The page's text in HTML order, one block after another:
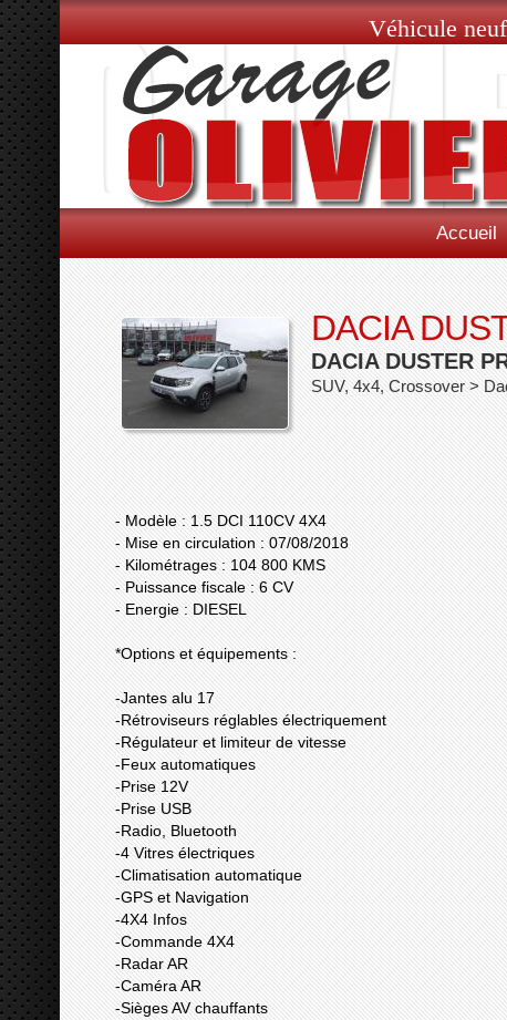
Véhicule
Accueil
DACIA
DACIA DUSTER
SUV, 4x4, Crossover >
- Modèle : 1.5 DCI 110CV 4X4
- Mise en circulation : 07/08/2018
- Kilométrages : 104 800 KMS
- Puissance fiscale : 6 CV
- Energie : DIESEL
*Options et équipements :
-Jantes alu 17
-Rétroviseurs réglables électriquement
-Régulateur et limiteur de vitesse
-Feux automatiques
-Prise 12V
-Prise USB
-Radio, Bluetooth
-4 Vitres électriques
-Climatisation automatique
-GPS et Navigation
-4X4 Infos
-Commande 4X4
-Radar AR
-Caméra AR
-Sièges AV chauffants